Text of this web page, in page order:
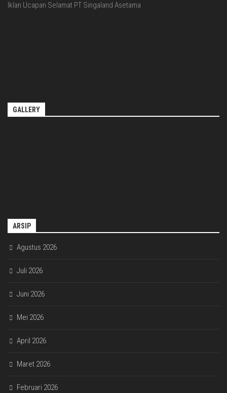
Iklan Ucapan Selamat PT Singaland Asetama
GALLERY
ARSIP
Agustus 2026
Juli 2026
Juni 2026
Mei 2026
April 2026
Maret 2026
Februari 2026